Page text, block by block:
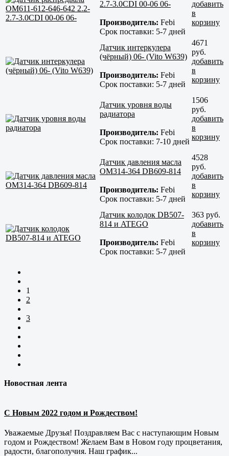
2.7-3.0CDI 00-06 06-
Производитель: Febi
Срок поставки: 5-7 дней
добавить
в
корзину
Датчик интеркулера
(чёрный) 06- (Vito W639)
Производитель: Febi
Срок поставки: 5-7 дней
4671
руб.
добавить
в
корзину
Датчик уровня воды
радиатора
Производитель: Febi
Срок поставки: 7-10 дней
1506
руб.
добавить
в
корзину
Датчик давления масла
OM314-364 DB609-814
Производитель: Febi
Срок поставки: 5-7 дней
4528
руб.
добавить
в
корзину
Датчик колодок DB507-
814 и ATEGO
Производитель: Febi
Срок поставки: 5-7 дней
363 руб.
добавить
в
корзину
1
2
3
Новостная лента
С Новым 2022 годом и Рождеством!
Уважаемые Друзья! Поздравляем Вас с наступающим Новым
годом и Рождеством! Желаем Вам в Новом году процветания,
радости, благополучия. Наш график...